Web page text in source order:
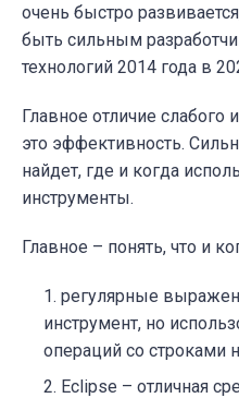
очень быстро
быть сильным
технологий 2014 года в
Главное отличие слабого
это эффективность.
найдет, где и когда
инструменты.
Главное – понять, что и
регулярные
инструмент, но
операций со строками
Eclipse – отличная